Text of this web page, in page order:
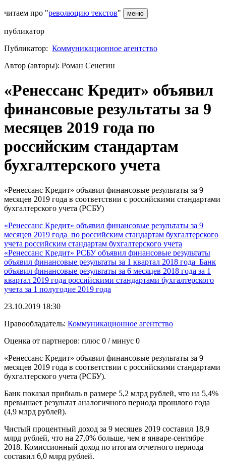
читаем про "революцию текстов" меню
публикатор
Публикатор: Коммуникационное агентство
Автор (авторы): Роман Сенегин
«Ренессанс Кредит» объявил
финансовые результаты за 9
месяцев 2019 года по
российским стандартам
бухгалтерского учета
«Ренессанс Кредит» объявил финансовые результаты за 9
месяцев 2019 года в соответствии с российскими стандартами
бухгалтерского учета (РСБУ)
«Ренессанс Кредит» объявил финансовые результаты за 9
месяцев 2019 года по российским стандартам бухгалтерского
учета российским стандартам бухгалтерского учета
«Ренессанс Кредит» РСБУобъявил финансовые результаты
объявил финансовые результаты за 1 квартал 2018 года Банк
объявил финансовые результаты за 6 месяцев 2018 года за 1
квартал 2019 года российскими стандартами бухгалтерского
учета за 1 полугодие 2019 года
23.10.2019 18:30
Правообладатель: Коммуникационное агентство
Оценка от партнеров: плюс 0 / минус 0
«Ренессанс Кредит» объявил финансовые результаты за 9
месяцев 2019 года в соответствии с российскими стандартами
бухгалтерского учета (РСБУ).
Банк показал прибыль в размере 5,2 млрд рублей, что на 5,4%
превышает результат аналогичного периода прошлого года
(4,9 млрд рублей).
Чистый процентный доход за 9 месяцев 2019 составил 18,9
млрд рублей, что на 27,0% больше, чем в январе-сентябре
2018. Комиссионный доход по итогам отчетного периода
составил 6,0 млрд рублей.